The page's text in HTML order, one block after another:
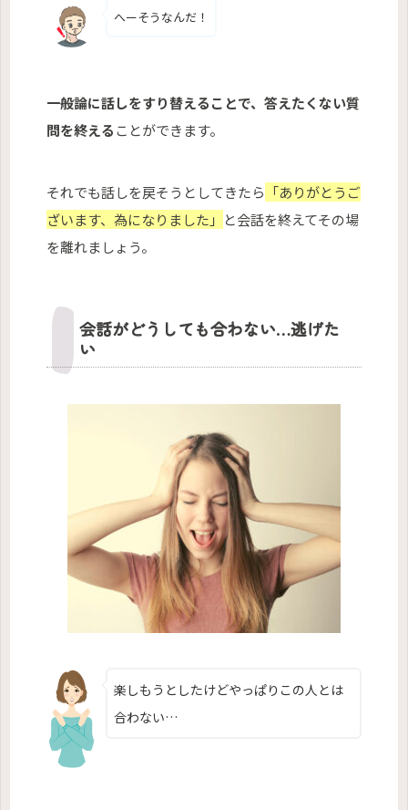
へーそうなんだ！
一般論に話しをすり替えることで、答えたくない質
問を終えることができます。
それでも話しを戻そうとしてきたら 「ありがとうご
ざいます、為になりました」
と会話を終えてその場
を離れましょう。
会話がどうしても合わない…逃げた
い
楽しもうとしたけどやっぱりこの人とは
合わない…